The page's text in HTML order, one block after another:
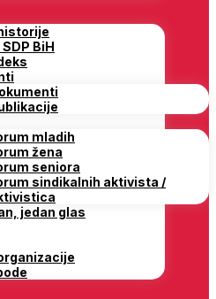
BiH
mladih
žena
seniora
sindikalnih aktivista /
jedan glas